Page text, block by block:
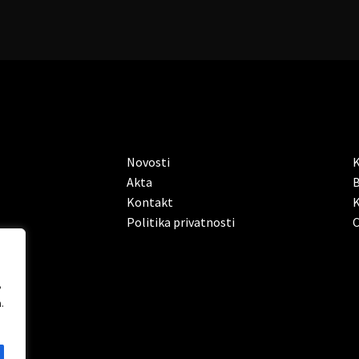
Novosti
Akta
Kontakt
Politika privatnosti